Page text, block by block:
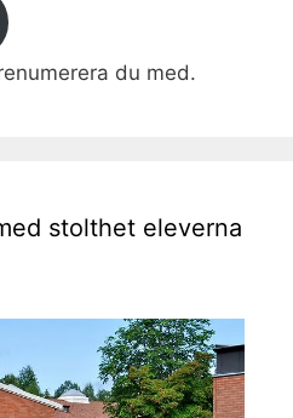
du med.
stolthet eleverna